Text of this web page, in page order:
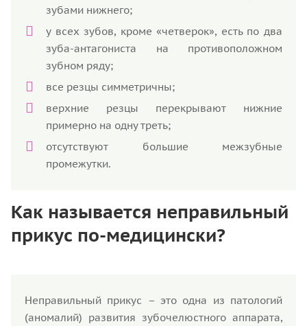
зубами нижнего;
у всех зубов, кроме «четверок», есть по два
зуба-антагониста на противоположном
зубном ряду;
все резцы симметричны;
верхние резцы перекрывают нижние
примерно на одну треть;
отсутствуют большие межзубные
промежутки.
Как называется неправильный
прикус по-медицински?
Неправильный прикус – это одна из патологий
(аномалий) развития зубочелюстного аппарата,